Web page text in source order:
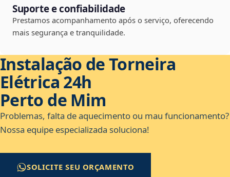
Suporte e confiabilidade
Prestamos acompanhamento após o serviço, oferecendo
mais segurança e tranquilidade.
Instalação de Torneira
Elétrica 24h
Perto de Mim
Problemas, falta de aquecimento ou mau funcionamento?
Nossa equipe especializada soluciona!
SOLICITE SEU ORÇAMENTO